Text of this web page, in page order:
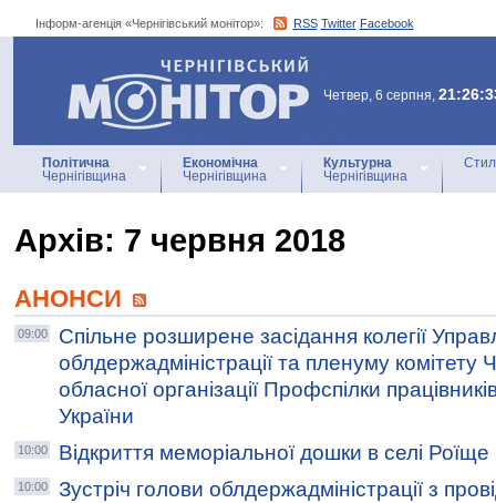
Інформ-агенція «Чернігівський монітор»: RSS Twitter Facebook
Інформ-агенція
«Чернігівський монітор»
Четвер, 6 серпня,
Політична
Чернігівщина
Економічна
Чернігівщина
Культурна
Чернігівщина
Архiв: 7 червня 2018
АНОНСИ
09:00
Спільне розширене засідання колегії
облдержадміністрації та пленуму комітету
обласної організації Профспілки
України
10:00 Відкриття меморіальної дошки в селі Роїще
10:00
Зустріч голови облдержадміністрації з